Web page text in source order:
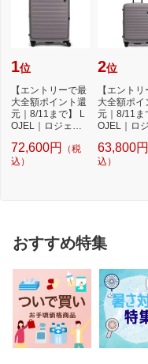
1位
【エントリーで最
大全額ポイント還
元｜8/11まで】 L
OJEL｜ロジェー
a...
72,600円
（税
込）
2位
【エント
大全額ポイ
元｜8/11ま
OJEL｜ロ
e...
63,800円
込）
おすすめ特集